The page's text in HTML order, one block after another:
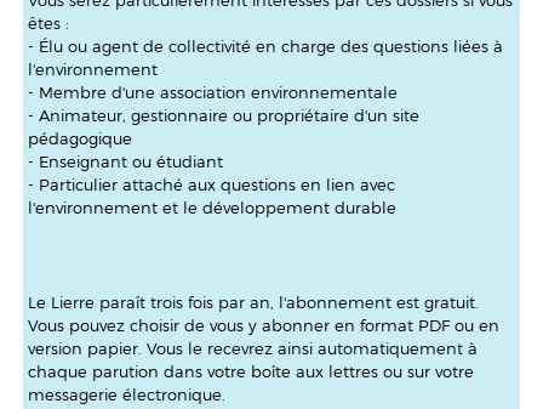
êtes :
- Élu ou agent de collectivité en charge des questions liées à
l'environnement
- Membre d'une association environnementale
- Animateur, gestionnaire ou propriétaire d'un site
pédagogique
- Enseignant ou étudiant
- Particulier attaché aux questions en lien avec
l'environnement et le développement durable
Le Lierre paraît trois fois par an, l'abonnement est gratuit.
Vous pouvez choisir de vous y abonner en format PDF ou en
version papier. Vous le recevrez ainsi automatiquement à
chaque parution dans votre boîte aux lettres ou sur votre
messagerie électronique.